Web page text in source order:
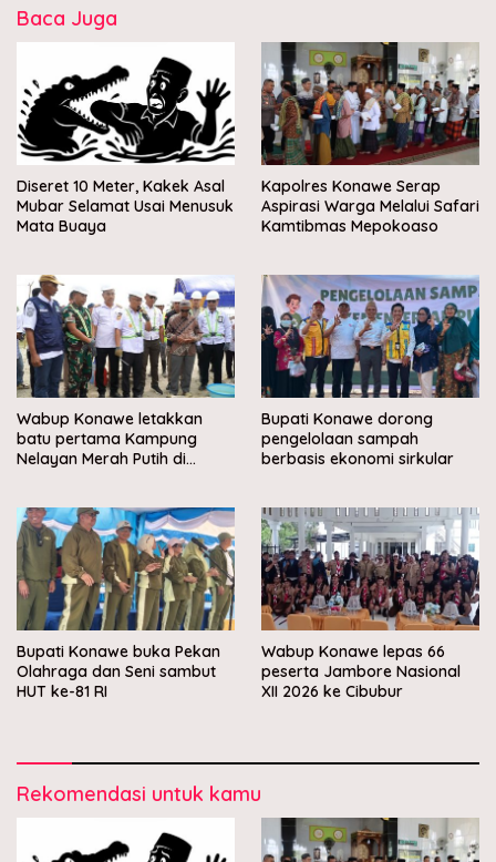
Baca Juga
Diseret 10 Meter, Kakek Asal
Mubar Selamat Usai Menusuk
Mata Buaya
Kapolres Konawe Serap
Aspirasi Warga Melalui Safari
Kamtibmas Mepokoaso
Wabup Konawe letakkan
batu pertama Kampung
Nelayan Merah Putih di
Bupati Konawe dorong
pengelolaan sampah
berbasis ekonomi sirkular
Bupati Konawe buka Pekan
Olahraga dan Seni sambut
HUT ke-81 RI
Wabup Konawe lepas 66
peserta Jambore Nasional
XII 2026 ke Cibubur
Rekomendasi untuk kamu